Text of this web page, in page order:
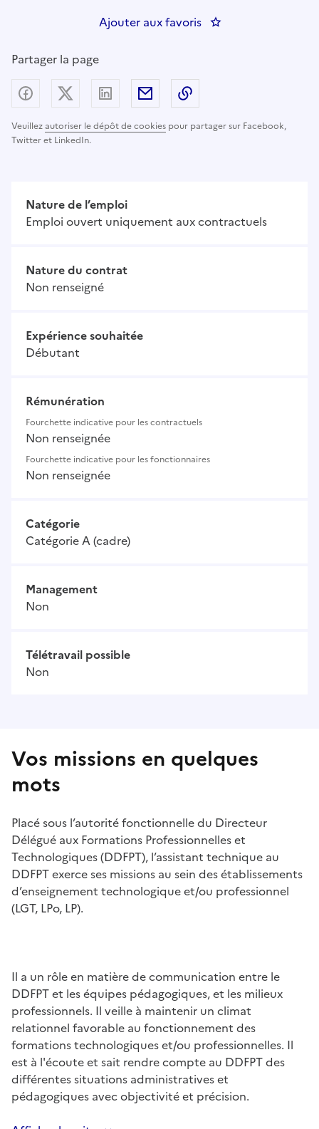
Ajouter aux favoris : ASSISTANT
Partager la page
Veuillezautoriser le dépôt de cookies pour partager sur Facebook,
Twitter et LinkedIn.
Partager sur Facebook
Partager sur X (anciennement Twitter) -
Partager sur LinkedIn
Partager par email
Nature de l’emploi
Emploi ouvert uniquement aux contractuels
Nature du contrat
Non renseigné
Expérience souhaitée
Débutant
Rémunération
Fourchette indicative pour les contractuels
Non renseignée
Fourchette indicative pour les fonctionnaires
Non renseignée
Catégorie
Catégorie A (cadre)
Management
Non
Télétravail possible
Non
Vos missions en quelques
mots
Placé sous l’autorité fonctionnelle du Directeur
Délégué aux Formations Professionnelles et
Technologiques (DDFPT), l’assistant technique au
DDFPT exerce ses missions au sein des établissements
d’enseignement technologique et/ou professionnel
(LGT, LPo, LP).
Il a un rôle en matière de communication entre le
DDFPT et les équipes pédagogiques, et les milieux
professionnels. Il veille à maintenir un climat
relationnel favorable au fonctionnement des
formations technologiques et/ou professionnelles. Il
est à l'écoute et sait rendre compte au DDFPT des
différentes situations administratives et
pédagogiques avec objectivité et précision.